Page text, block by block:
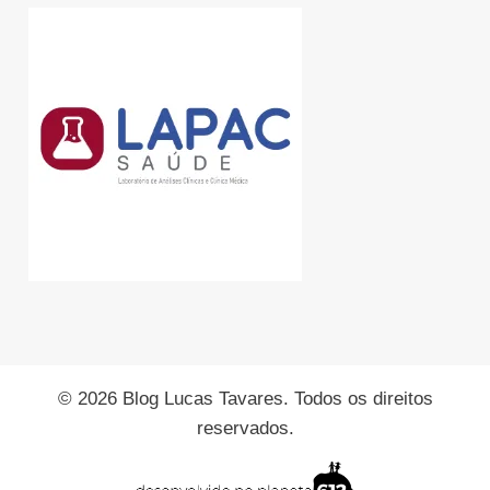
© 2026 Blog Lucas Tavares. Todos os direitos
reservados.